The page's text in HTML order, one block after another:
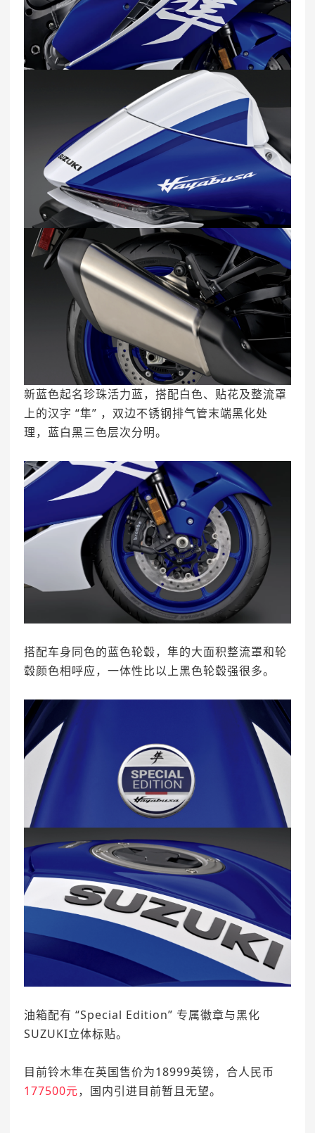
新蓝色起名珍珠活力蓝，搭配白色、贴花及整流罩
上的汉字 “隼” ，双边不锈钢排气管末端黑化处
理，蓝白黑三色层次分明。
搭配车身同色的蓝色轮毂，隼的大面积整流罩和轮
毂颜色相呼应，一体性比以上黑色轮毂强很多。
油箱配有 “Special Edition” 专属徽章与黑化
SUZUKI立体标贴。
目前铃木隼在英国售价为18999英镑，合人民币
177500元，国内引进目前暂且无望。